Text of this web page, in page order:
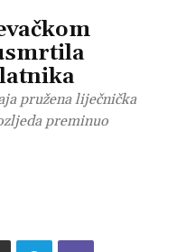
pružena liječnička
preminuo